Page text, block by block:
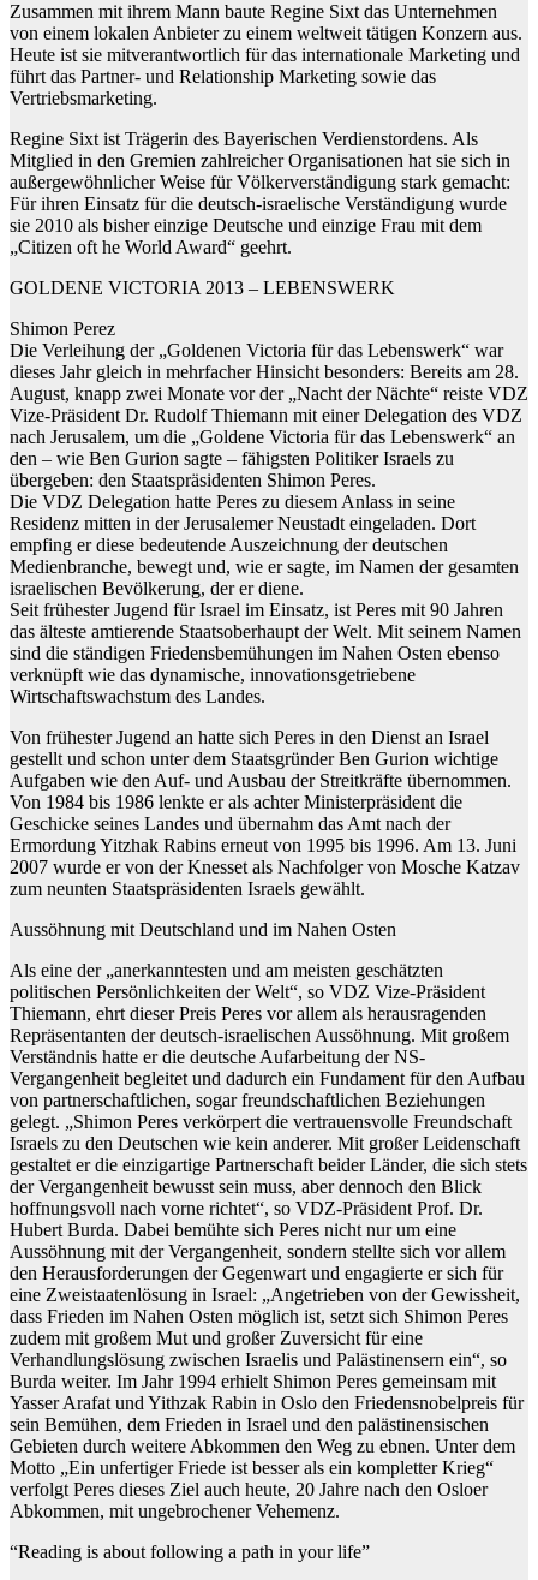
Zusammen mit ihrem Mann baute Regine Sixt das Unternehmen
von einem lokalen Anbieter zu einem weltweit tätigen Konzern aus.
Heute ist sie mitverantwortlich für das internationale Marketing und
führt das Partner- und Relationship Marketing sowie das
Vertriebsmarketing.
Regine Sixt ist Trägerin des Bayerischen Verdienstordens. Als
Mitglied in den Gremien zahlreicher Organisationen hat sie sich in
außergewöhnlicher Weise für Völkerverständigung stark gemacht:
Für ihren Einsatz für die deutsch-israelische Verständigung wurde
sie 2010 als bisher einzige Deutsche und einzige Frau mit dem
„Citizen oft he World Award“ geehrt.
GOLDENE VICTORIA 2013 – LEBENSWERK
Shimon Perez
Die Verleihung der „Goldenen Victoria für das Lebenswerk“ war
dieses Jahr gleich in mehrfacher Hinsicht besonders: Bereits am 28.
August, knapp zwei Monate vor der „Nacht der Nächte“ reiste VDZ
Vize-Präsident Dr. Rudolf Thiemann mit einer Delegation des VDZ
nach Jerusalem, um die „Goldene Victoria für das Lebenswerk“ an
den – wie Ben Gurion sagte – fähigsten Politiker Israels zu
übergeben: den Staatspräsidenten Shimon Peres.
Die VDZ Delegation hatte Peres zu diesem Anlass in seine
Residenz mitten in der Jerusalemer Neustadt eingeladen. Dort
empfing er diese bedeutende Auszeichnung der deutschen
Medienbranche, bewegt und, wie er sagte, im Namen der gesamten
israelischen Bevölkerung, der er diene.
Seit frühester Jugend für Israel im Einsatz, ist Peres mit 90 Jahren
das älteste amtierende Staatsoberhaupt der Welt. Mit seinem Namen
sind die ständigen Friedensbemühungen im Nahen Osten ebenso
verknüpft wie das dynamische, innovationsgetriebene
Wirtschaftswachstum des Landes.
Von frühester Jugend an hatte sich Peres in den Dienst an Israel
gestellt und schon unter dem Staatsgründer Ben Gurion wichtige
Aufgaben wie den Auf- und Ausbau der Streitkräfte übernommen.
Von 1984 bis 1986 lenkte er als achter Ministerpräsident die
Geschicke seines Landes und übernahm das Amt nach der
Ermordung Yitzhak Rabins erneut von 1995 bis 1996. Am 13. Juni
2007 wurde er von der Knesset als Nachfolger von Mosche Katzav
zum neunten Staatspräsidenten Israels gewählt.
Aussöhnung mit Deutschland und im Nahen Osten
Als eine der „anerkanntesten und am meisten geschätzten
politischen Persönlichkeiten der Welt“, so VDZ Vize-Präsident
Thiemann, ehrt dieser Preis Peres vor allem als herausragenden
Repräsentanten der deutsch-israelischen Aussöhnung. Mit großem
Verständnis hatte er die deutsche Aufarbeitung der NS-
Vergangenheit begleitet und dadurch ein Fundament für den Aufbau
von partnerschaftlichen, sogar freundschaftlichen Beziehungen
gelegt. „Shimon Peres verkörpert die vertrauensvolle Freundschaft
Israels zu den Deutschen wie kein anderer. Mit großer Leidenschaft
gestaltet er die einzigartige Partnerschaft beider Länder, die sich stets
der Vergangenheit bewusst sein muss, aber dennoch den Blick
hoffnungsvoll nach vorne richtet“, so VDZ-Präsident Prof. Dr.
Hubert Burda. Dabei bemühte sich Peres nicht nur um eine
Aussöhnung mit der Vergangenheit, sondern stellte sich vor allem
den Herausforderungen der Gegenwart und engagierte er sich für
eine Zweistaatenlösung in Israel: „Angetrieben von der Gewissheit,
dass Frieden im Nahen Osten möglich ist, setzt sich Shimon Peres
zudem mit großem Mut und großer Zuversicht für eine
Verhandlungslösung zwischen Israelis und Palästinensern ein“, so
Burda weiter. Im Jahr 1994 erhielt Shimon Peres gemeinsam mit
Yasser Arafat und Yithzak Rabin in Oslo den Friedensnobelpreis für
sein Bemühen, dem Frieden in Israel und den palästinensischen
Gebieten durch weitere Abkommen den Weg zu ebnen. Unter dem
Motto „Ein unfertiger Friede ist besser als ein kompletter Krieg“
verfolgt Peres dieses Ziel auch heute, 20 Jahre nach den Osloer
Abkommen, mit ungebrochener Vehemenz.
“Reading is about following a path in your life”